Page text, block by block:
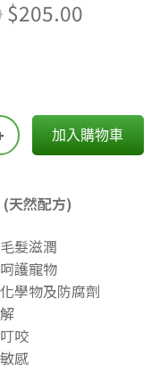
Original
$275.00.
$205.00Current
$205.00.
加入購物車
天然配方)
髮滋潤
護寵物
學物及防腐劑
咬
感